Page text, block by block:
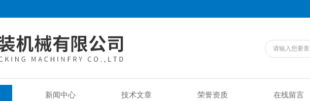
新闻中心 技术文章 荣誉资质 在线留言